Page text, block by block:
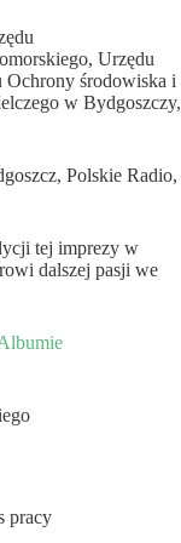
Urzędu
Ochrony środowiska i
w Bydgoszczy,
Polskie Radio,
tej imprezy w
dalszej pasji we
pracy